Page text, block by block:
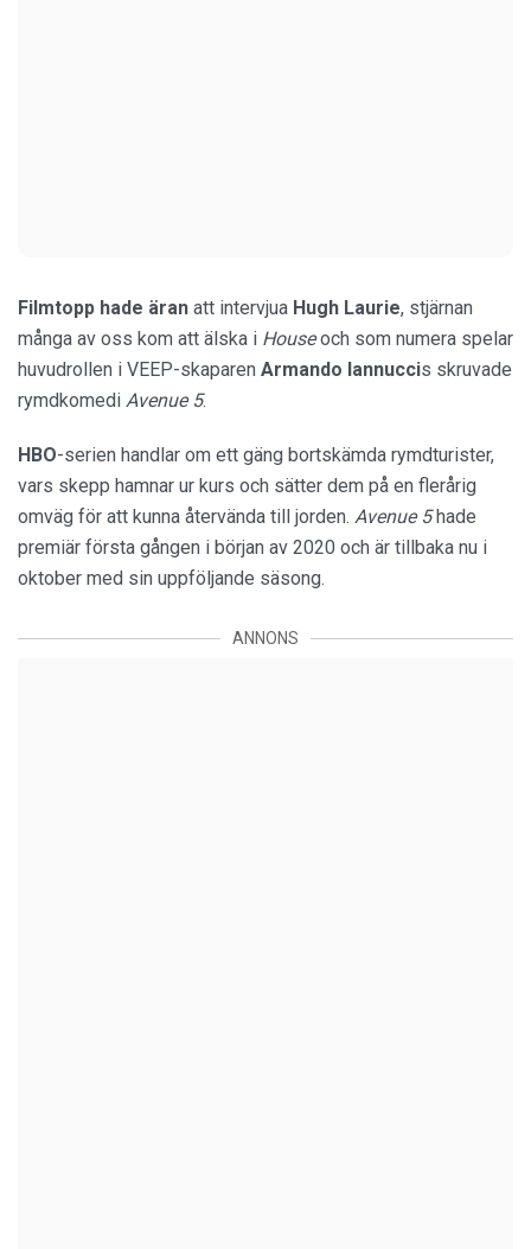
Filmtopp hade äran att intervjua Hugh Laurie, stjärnan
många av oss kom att älska i Houseoch som numera spelar
huvudrollen i VEEP-skaparen Armando Iannuccis skruvade
rymdkomedi Avenue 5.
HBO-serien handlar om ett gäng bortskämda rymdturister,
vars skepp hamnar ur kurs och sätter dem på en flerårig
omväg för att kunna återvända till jorden. Avenue 5hade
premiär första gången i början av 2020 och är tillbaka nu i
oktober med sin uppföljande säsong.
ANNONS